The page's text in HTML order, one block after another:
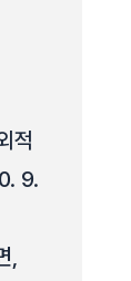
적
9.
,